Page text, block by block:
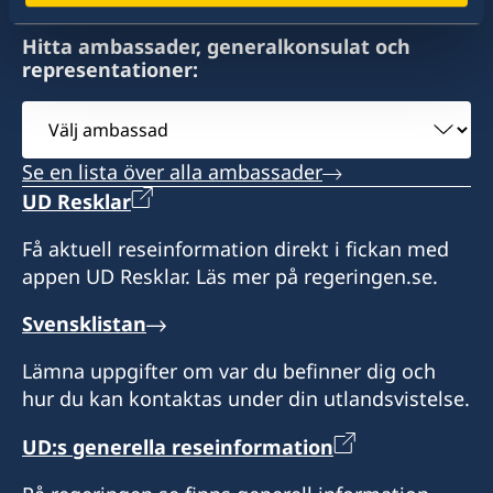
Sveriges honorärkonsulat i Suva
C/- FijiCare Insurance Limited
Level 9, FNPF Place
Victoria Parade
Suva
Öppettider:
Honorärkonsul
Mareca Seduadua
Hitta ambassader, generalkonsulat och
representationer:
Välj
ambassad
Se en lista över alla ambassader
UD Resklar
Få aktuell reseinformation direkt i fickan med
appen UD Resklar. Läs mer på regeringen.se.
Svensklistan
Lämna uppgifter om var du befinner dig och
hur du kan kontaktas under din utlandsvistelse.
UD:s generella reseinformation